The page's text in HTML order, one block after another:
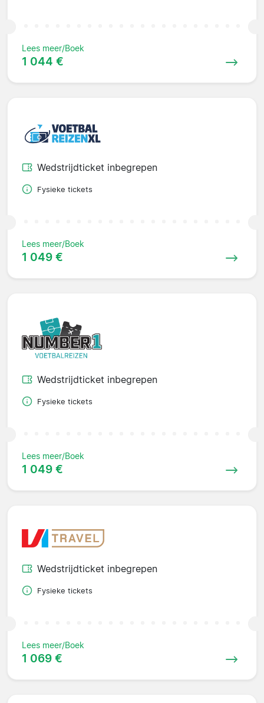
Lees meer/Boek
1 044 €
Wedstrijdticket inbegrepen
Fysieke tickets
Lees meer/Boek
1 049 €
Wedstrijdticket inbegrepen
Fysieke tickets
Lees meer/Boek
1 049 €
Wedstrijdticket inbegrepen
Fysieke tickets
Lees meer/Boek
1 069 €